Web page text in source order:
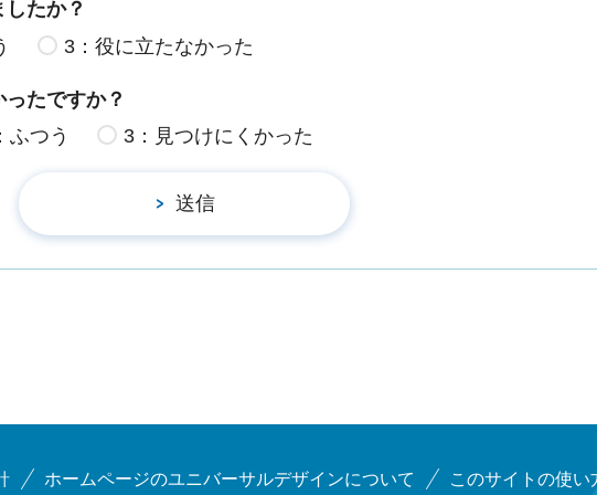
たか？
3：役に立たなかった
たですか？
ふつう 3：見つけにくかった
ホームページのユニバーサルデザインについて このサイトの使い